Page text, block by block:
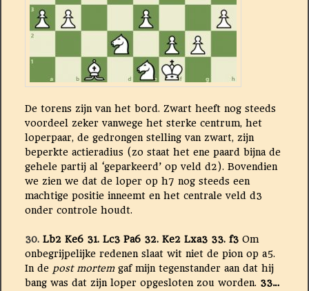
De torens zijn van het bord. Zwart heeft nog steeds
voordeel zeker vanwege het sterke centrum, het
loperpaar, de gedrongen stelling van zwart, zijn
beperkte actieradius (zo staat het ene paard bijna de
gehele partij al ‘geparkeerd’ op veld d2). Bovendien
we zien we dat de loper op h7 nog steeds een
machtige positie inneemt en het centrale veld d3
onder controle houdt.
30. Lb2 Ke6 31. Lc3 Pa6 32. Ke2 Lxa3 33. f3 Om
onbegrijpelijke redenen slaat wit niet de pion op a5.
In de post mortemgaf mijn tegenstander aan dat hij
bang was dat zijn loper opgesloten zou worden. 33…